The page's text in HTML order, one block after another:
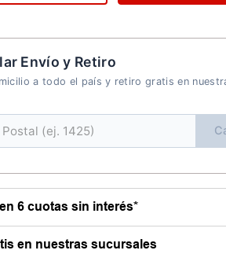
Envío y Retiro
a todo el país y retiro gratis en
6 cuotas sin interés*
en nuestras sucursales